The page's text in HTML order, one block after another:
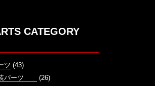
CATEGORY
ツ (43)
装パーツ
(26)